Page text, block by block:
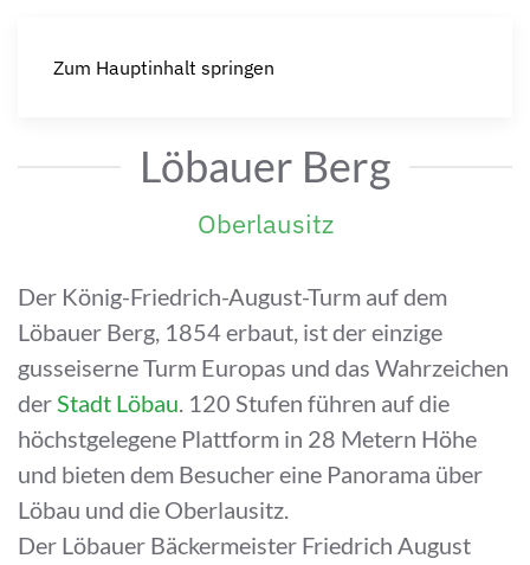
Zum Hauptinhalt springen
Löbauer Berg
Oberlausitz
Der König-Friedrich-August-Turm auf dem
Löbauer Berg, 1854 erbaut, ist der einzige
gusseiserne Turm Europas und das Wahrzeichen
derStadt Löbau. 120 Stufen führen auf die
höchstgelegene Plattform in 28 Metern Höhe
und bieten dem Besucher eine Panorama über
Löbau und die Oberlausitz.
Der Löbauer Bäckermeister Friedrich August